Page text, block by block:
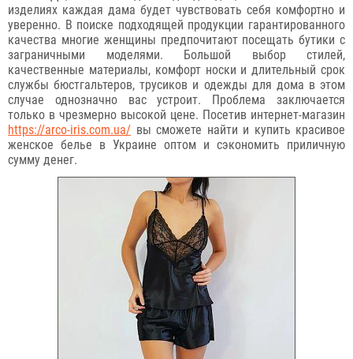
изделиях каждая дама будет чувствовать себя комфортно и
уверенно. В поиске подходящей продукции гарантированного
качества многие женщины предпочитают посещать бутики с
заграничными моделями. Большой выбор стилей,
качественные материалы, комфорт носки и длительный срок
службы бюстгальтеров, трусиков и одежды для дома в этом
случае однозначно вас устроит. Проблема заключается
только в чрезмерно высокой цене. Посетив интернет-магазин
https://arco-iris.com.ua/ вы сможете найти и купить красивое
женское белье в Украине оптом и сэкономить приличную
сумму денег.